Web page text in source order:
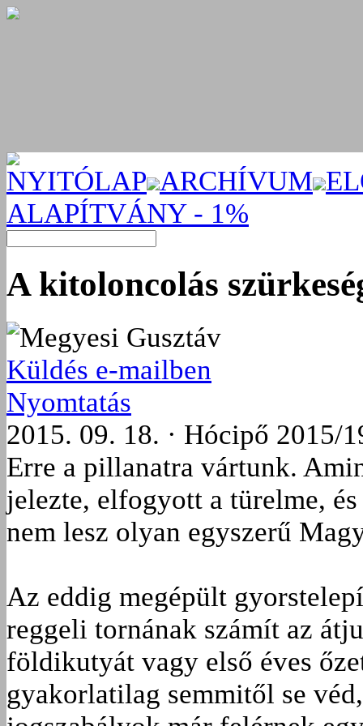
NYITÓLAP ARCHÍVUM
ALAPÍTVÁNY - 1%
A kitoloncolás
Megyesi Gusztáv
Küldés e-mailben
Nyomtatás
2015. 09. 18. · Hócipő 2015/
Erre a pillanatra vártunk.
jelezte, elfogyott a türelme,
nem lesz olyan egyszerű
Az eddig megépült
reggeli tornának számít az
föl­di­kutyát vagy első éves
gyakorlatilag semmitől se